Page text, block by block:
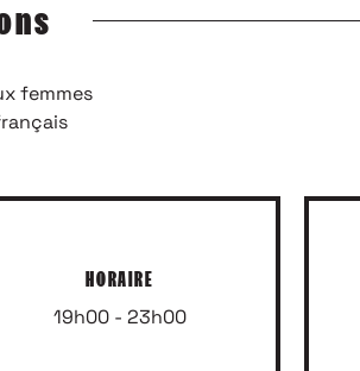
femmes
HORAIRE
19h00 - 23h00